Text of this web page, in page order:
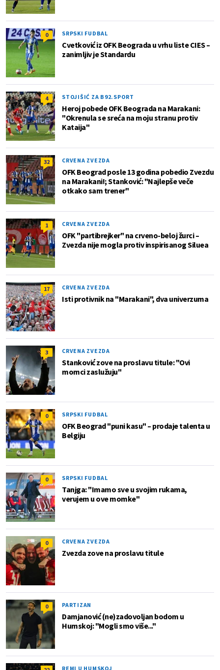
0 SRPSKI FUDBAL
Cvetković iz OFK Beograda u vrhu liste CIES –
zanimljiv je Standardu
4 STOJIŠIĆ ZA B92.SPORT
Heroj pobede OFK Beograda na Marakani:
"Okrenula se sreća na moju stranu protiv
Kataija"
32 CRVENA ZVEZDA
OFK Beograd posle 13 godina pobedio Zvezdu
na Marakani!; Stanković: "Najlepše veče
otkako sam trener"
1 CRVENA ZVEZDA
OFK "partibrejker" na crveno-beloj žurci –
Zvezda nije mogla protiv inspirisanog Siluea
17 CRVENA ZVEZDA
Isti protivnik na "Marakani", dva univerzuma
3 CRVENA ZVEZDA
Stanković zove na proslavu titule: "Ovi
momci zaslužuju"
0 SRPSKI FUDBAL
OFK Beograd "puni kasu" – prodaje talenta u
Belgiju
0 SRPSKI FUDBAL
Tanjga: "Imamo sve u svojim rukama,
verujem u ove momke"
0 CRVENA ZVEZDA
Zvezda zove na proslavu titule
0 PARTIZAN
Damjanović (ne)zadovoljan bodom u
Humskoj: "Mogli smo više..."
REMI U HUMSKOJ